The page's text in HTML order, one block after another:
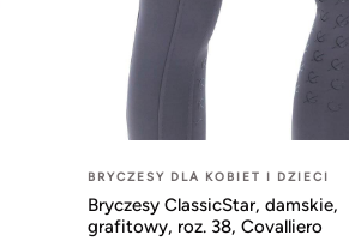
BRYCZESY DLA KOBIET I DZIECI
Bryczesy ClassicStar, damskie,
grafitowy, roz. 38, Covalliero